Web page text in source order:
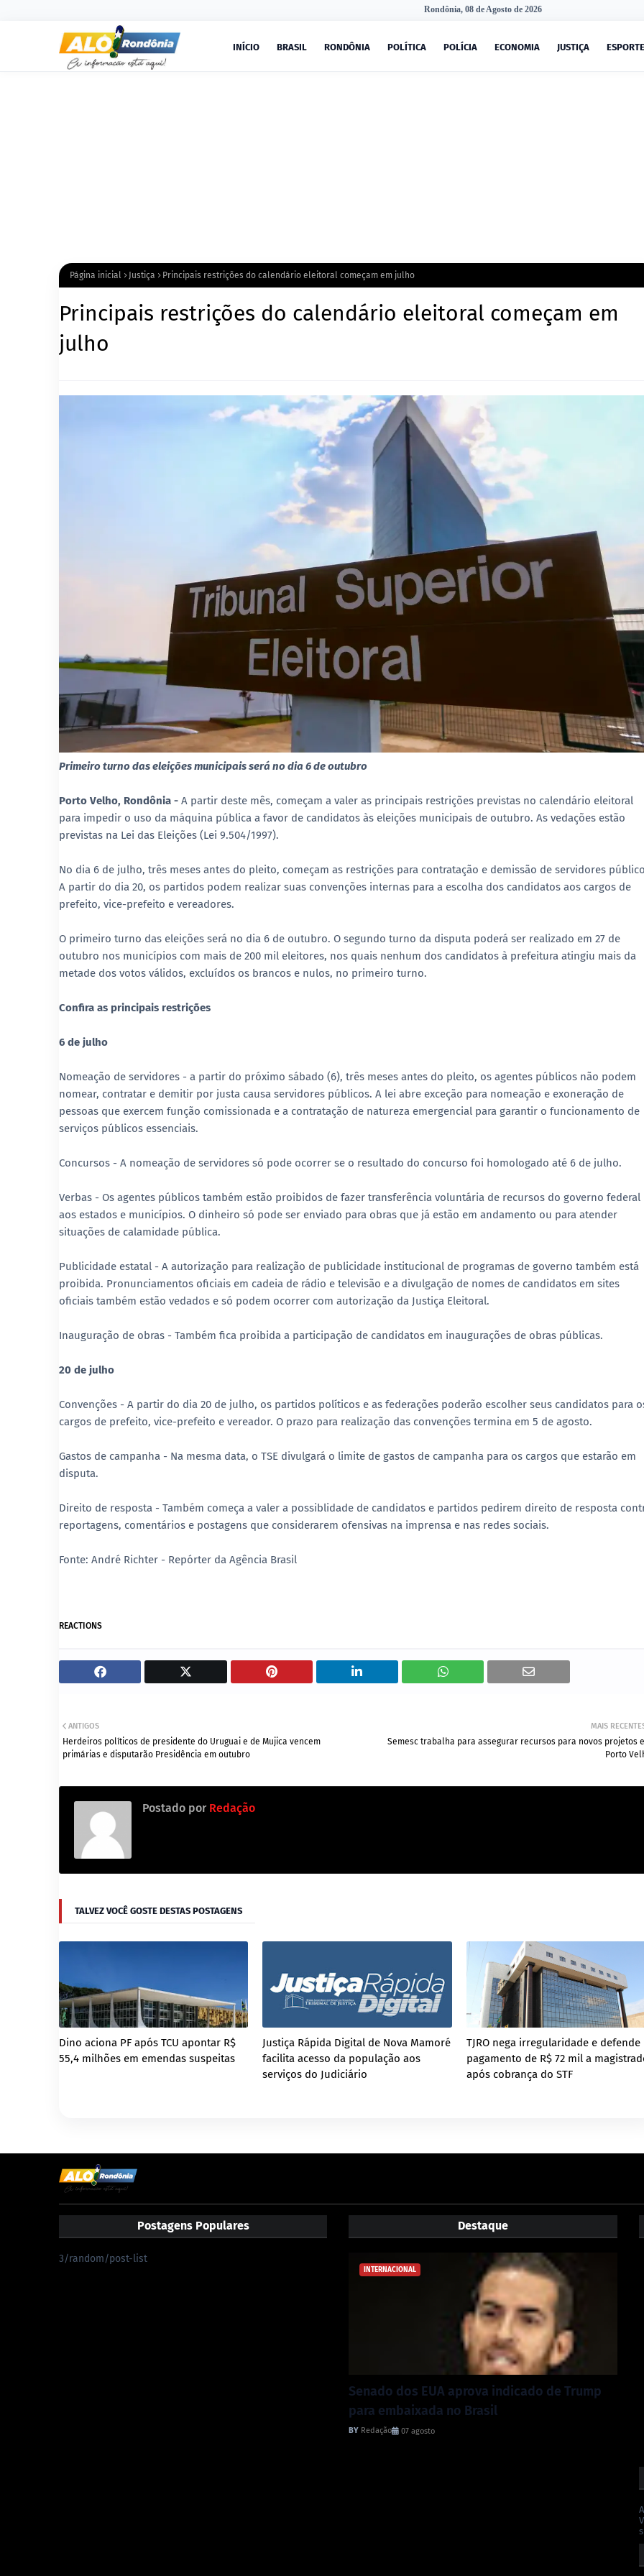
Rondônia, 08 de Agosto de 2026
INÍCIO BRASIL RONDÔNIA POLÍTICA POLÍCIA ECONOMIA JUSTIÇA ESPORTE
Página inicial Justiça Principais restrições do calendário eleitoral começam em julho
Principais restrições do calendário eleitoral começam em
julho
Primeiro turno das eleições municipais será no dia 6 de outubro
Porto Velho, Rondônia - A partir deste mês, começam a valer as principais restrições previstas no calendário eleitoral
para impedir o uso da máquina pública a favor de candidatos às eleições municipais de outubro. As vedações estão
previstas na Lei das Eleições (Lei 9.504/1997).
No dia 6 de julho, três meses antes do pleito, começam as restrições para contratação e demissão de servidores
A partir do dia 20, os partidos podem realizar suas convenções internas para a escolha dos candidatos aos cargos de
prefeito, vice-prefeito e vereadores.
O primeiro turno das eleições será no dia 6 de outubro. O segundo turno da disputa poderá ser realizado em 27 de
outubro nos municípios com mais de 200 mil eleitores, nos quais nenhum dos candidatos à prefeitura atingiu mais da
metade dos votos válidos, excluídos os brancos e nulos, no primeiro turno.
Confira as principais restrições
6 de julho
Nomeação de servidores - a partir do próximo sábado (6), três meses antes do pleito, os agentes públicos não podem
nomear, contratar e demitir por justa causa servidores públicos. A lei abre exceção para nomeação e exoneração de
pessoas que exercem função comissionada e a contratação de natureza emergencial para garantir o funcionamento de
serviços públicos essenciais.
Concursos - A nomeação de servidores só pode ocorrer se o resultado do concurso foi homologado até 6 de julho.
Verbas - Os agentes públicos também estão proibidos de fazer transferência voluntária de recursos do governo federal
aos estados e municípios. O dinheiro só pode ser enviado para obras que já estão em andamento ou para atender
situações de calamidade pública.
Publicidade estatal - A autorização para realização de publicidade institucional de programas de governo também está
proibida. Pronunciamentos oficiais em cadeia de rádio e televisão e a divulgação de nomes de candidatos em sites
oficiais também estão vedados e só podem ocorrer com autorização da Justiça Eleitoral.
Inauguração de obras - Também fica proibida a participação de candidatos em inaugurações de obras públicas.
20 de julho
Convenções - A partir do dia 20 de julho, os partidos políticos e as federações poderão escolher seus candidatos para
cargos de prefeito, vice-prefeito e vereador. O prazo para realização das convenções termina em 5 de agosto.
Gastos de campanha - Na mesma data, o TSE divulgará o limite de gastos de campanha para os cargos que estarão em
disputa.
Direito de resposta - Também começa a valer a possiblidade de candidatos e partidos pedirem direito de resposta
reportagens, comentários e postagens que considerarem ofensivas na imprensa e nas redes sociais.
Fonte: André Richter - Repórter da Agência Brasil
REACTIONS
MAIS
Semesc trabalha para assegurar recursos para novos projetos
Porto
ANTIGOS
Herdeiros políticos de presidente do Uruguai e de Mujica vencem
primárias e disputarão Presidência em outubro
Postado por Redação
TALVEZ VOCÊ GOSTE DESTAS POSTAGENS
Dino aciona PF após TCU apontar R$
55,4 milhões em emendas suspeitas
Justiça Rápida Digital de Nova Mamoré
facilita acesso da população aos
serviços do Judiciário
TJRO nega irregularidade e defende
pagamento de R$ 72 mil a
após cobrança do STF
Postagens Populares
3/random/post-list
Destaque
INTERNACIONAL
Senado dos EUA aprova indicado de Trump
para embaixada no Brasil
Redação 07 agosto